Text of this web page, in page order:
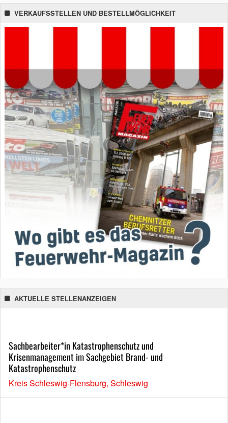
VERKAUFSSTELLEN UND BESTELLMÖGLICHKEIT
AKTUELLE STELLENANZEIGEN
Sachbearbeiter*in Katastrophenschutz und
Krisenmanagement im Sachgebiet Brand- und
Katastrophenschutz
Kreis Schleswig-Flensburg, Schleswig